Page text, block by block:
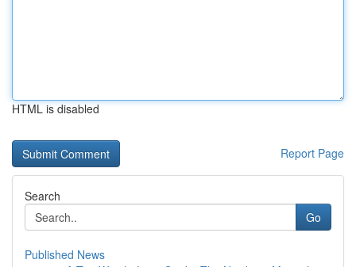
HTML is disabled
Report Page
Search
Go
Published News